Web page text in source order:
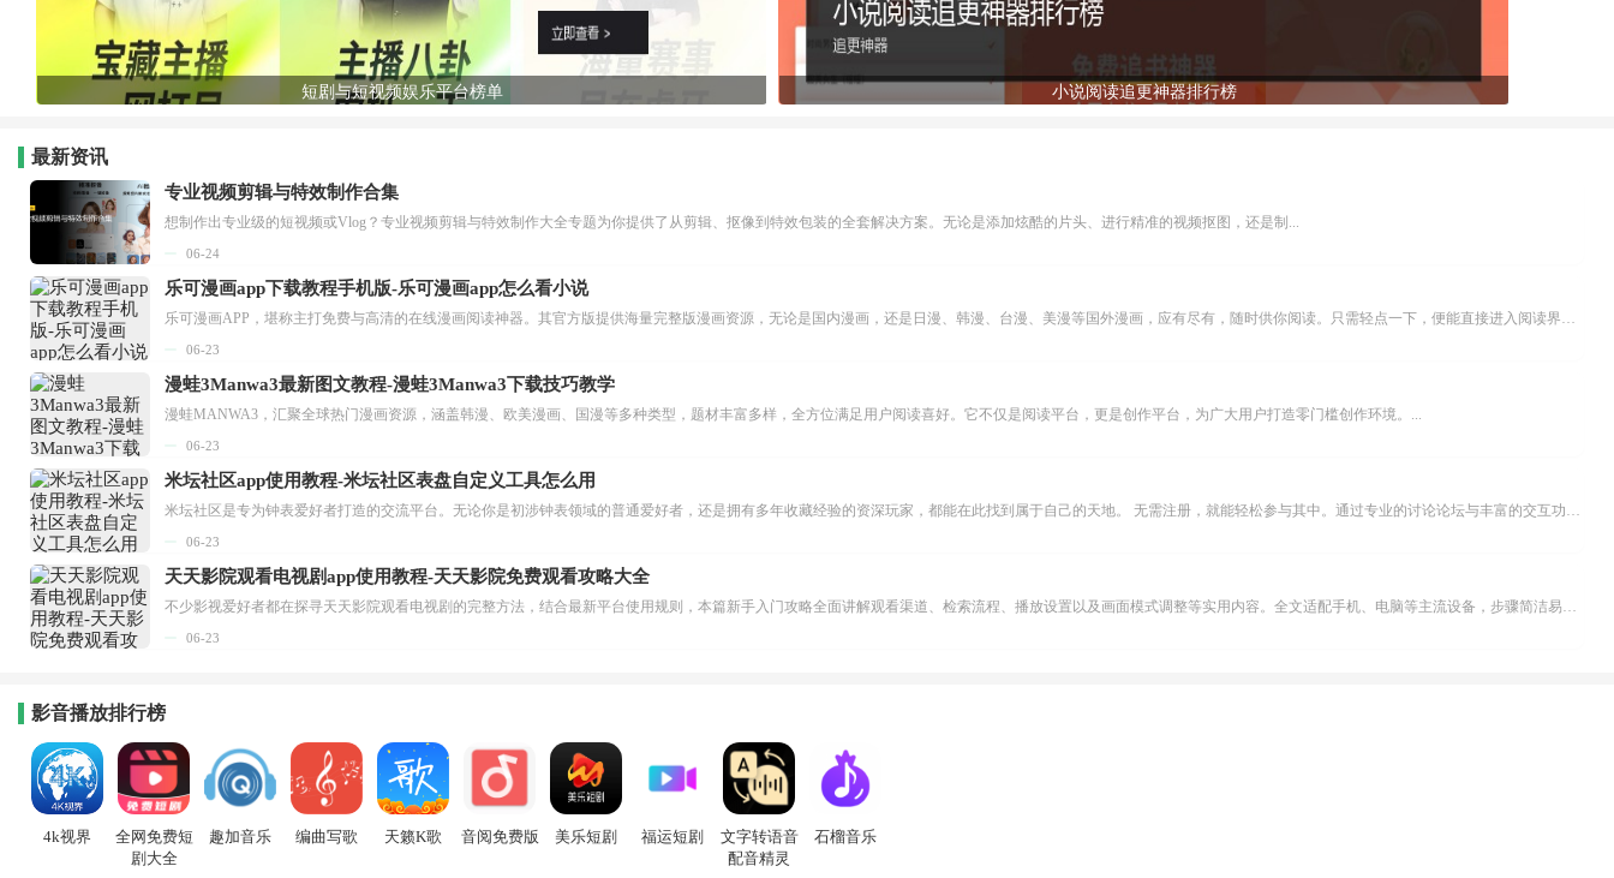
短剧与短视频娱乐平台榜单 小说阅读追更神器排行榜
最新资讯
专业视频剪辑与特效制作合集
想制作出专业级的短视频或Vlog？专业视频剪辑与特效制作大全专题为你提供了从剪辑、抠像到特效包装的全套解决方案。无论是添加炫酷的片头、进行精准的视频抠图，还是制...
06-24
乐可漫画app下载教程手机版-乐可漫画app怎么看小说
乐可漫画APP，堪称主打免费与高清的在线漫画阅读神器。其官方版提供海量完整版漫画资源，无论是国内漫画，还是日漫、韩漫、台漫、美漫等国外漫画，应有尽有，随时供你阅读。只需轻点一下，便能直接进入阅读界面。不仅如此，乐可漫画最新版本更新速度极快，在这里，你总能抢先看到全网一手漫画章节内容！...
06-23
漫蛙3Manwa3最新图文教程-漫蛙3Manwa3下载技巧教学
漫蛙MANWA3，汇聚全球热门漫画资源，涵盖韩漫、欧美漫画、国漫等多种类型，题材丰富多样，全方位满足用户阅读喜好。它不仅是阅读平台，更是创作平台，为广大用户打造零门槛创作环境。...
06-23
米坛社区app使用教程-米坛社区表盘自定义工具怎么用
米坛社区是专为钟表爱好者打造的交流平台。无论你是初涉钟表领域的普通爱好者，还是拥有多年收藏经验的资深玩家，都能在此找到属于自己的天地。 无需注册，就能轻松参与其中。通过专业的讨论论坛与丰富的交互功能，你可与世界各地的钟表爱好者畅快交流。若你钟情于钟表，米坛社区无疑是值得一试的理想之选。在这里，你能获取最新的手表资讯，交流见解，提升鉴赏品味，让每一块手表都成为收藏故事中重要的一部分。感兴趣的朋友，不要错过下载机会。...
06-23
天天影院观看电视剧app使用教程-天天影院免费观看攻略大全
不少影视爱好者都在探寻天天影院观看电视剧的完整方法，结合最新平台使用规则，本篇新手入门攻略全面讲解观看渠道、检索流程、播放设置以及画面模式调整等实用内容。全文适配手机、电脑等主流设备，步骤简洁易懂，无论是初次使用的新手，还是想要优化观影体验的用户，都能参照内容快速上手，熟练掌握平台各项操作技巧，轻松畅享影视内容。...
06-23
影音播放排行榜
4k视界
全网免费短
剧大全
趣加音乐 编曲写歌 天籁K歌 音阅免费版 美乐短剧 福运短剧
文字转语音
配音精灵
石榴音乐